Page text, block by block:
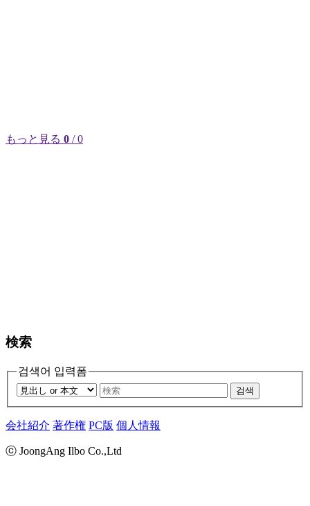
もっと見る 0 / 0
検索
검색어 입력폼
검색
会社紹介 著作権 PC版 個人情報
ⓒ JoongAng Ilbo Co.,Ltd